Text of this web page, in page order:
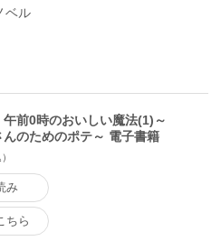
版】です。同タイトル通常版
ベル
午前0時のおいしい魔法(1)～
んのためのポテ～ 電子書籍
み
ちら